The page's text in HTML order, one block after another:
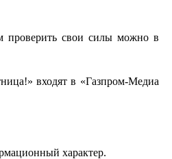
проверить свои силы можно в
входят в «Газпром-Медиа
характер.